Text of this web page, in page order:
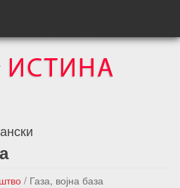
/ Газа, војна база